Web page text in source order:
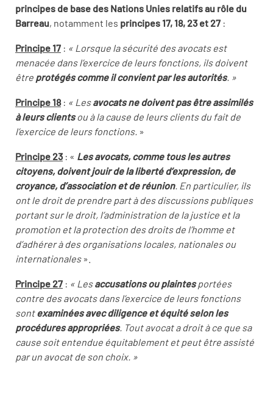
principes de base des Nations Unies relatifs au rôle du
Barreau, notamment les principes 17, 18, 23 et 27 :
Principe 17 : « Lorsque la sécurité des avocats est
menacée dans l’exercice de leurs fonctions, ils doivent
être protégés comme il convient par les autorités. »
Principe 18: « Lesavocats ne doivent pas être assimilés
à leurs clientsou à la cause de leurs clients du fait de
l’exercice de leurs fonctions. »
Principe 23 : « Les avocats, comme tous les autres
citoyens, doivent jouir de la liberté d’expression, de
croyance, d’association et de réunion. En particulier, ils
ont le droit de prendre part à des discussions publiques
portant sur le droit, l’administration de la justice et la
promotion et la protection des droits de l’homme et
d’adhérer à des organisations locales, nationales ou
internationales».
Principe 27 : « Lesaccusations ou plaintesportées
contre des avocats dans l’exercice de leurs fonctions
sontexaminées avec diligence et équité selon les
procédures appropriées. Tout avocat a droit à ce que sa
cause soit entendue équitablement et peut être assisté
par un avocat de son choix. »